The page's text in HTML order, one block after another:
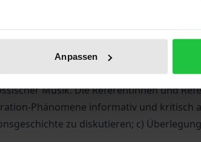
Anpassen
verschiedene Versionen eines
bereits bestehenden Kompositionen in
Zur Dynamik künstlerischen
Musik. Die Referentinnen und
Phänomene informativ und kritisch
zu diskutieren; c)